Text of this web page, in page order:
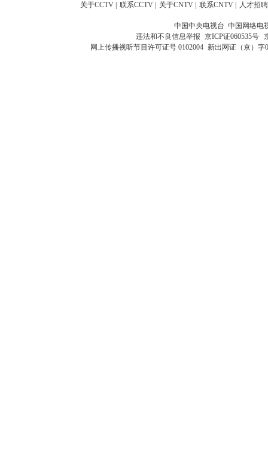
关于CCTV 联系CCTV 关于CNTV 联系CNTV 人才招聘
中国中央电视台 中国网络电
违法和不良信息举报 京ICP证060535号
网上传播视听节目许可证号 0102004 新出网证（京）